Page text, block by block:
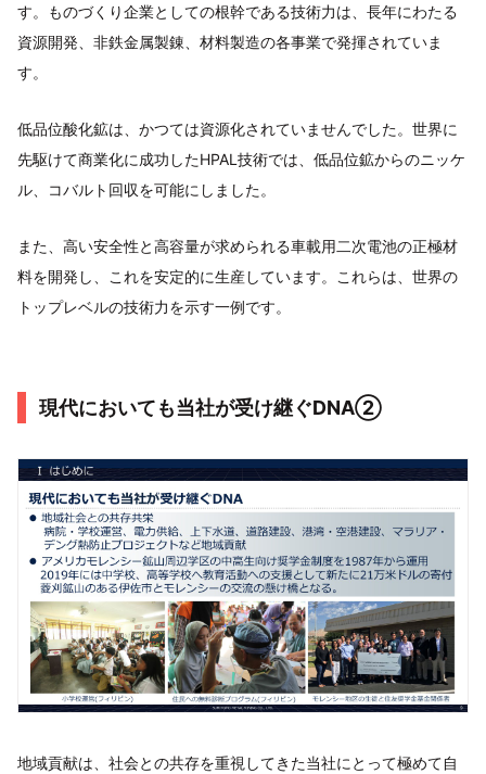
す。ものづくり企業としての根幹である技術力は、長年にわたる
資源開発、非鉄金属製錬、材料製造の各事業で発揮されていま
す。
低品位酸化鉱は、かつては資源化されていませんでした。世界に
先駆けて商業化に成功したHPAL技術では、低品位鉱からのニッケ
ル、コバルト回収を可能にしました。
また、高い安全性と高容量が求められる車載用二次電池の正極材
料を開発し、これを安定的に生産しています。これらは、世界の
トップレベルの技術力を示す一例です。
現代においても当社が受け継ぐDNA②
地域貢献は、社会との共存を重視してきた当社にとって極めて自